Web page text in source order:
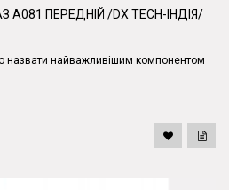
ПЕРЕДНІЙ /DX TECH-ІНДІЯ/
назвати найважливішим компонентом